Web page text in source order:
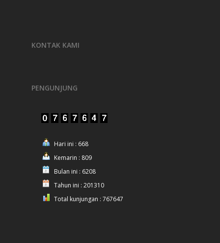
KONTAK KAMI
PENGUNJUNG
Hari ini : 668
Kemarin : 809
Bulan ini : 6208
Tahun ini : 201310
Total kunjungan : 767647